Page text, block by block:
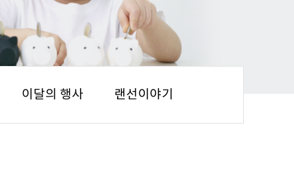
이달의 행사 랜선이야기